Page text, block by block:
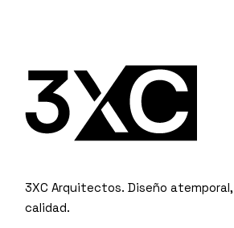
3XC Arquitectos. Diseño
calidad.